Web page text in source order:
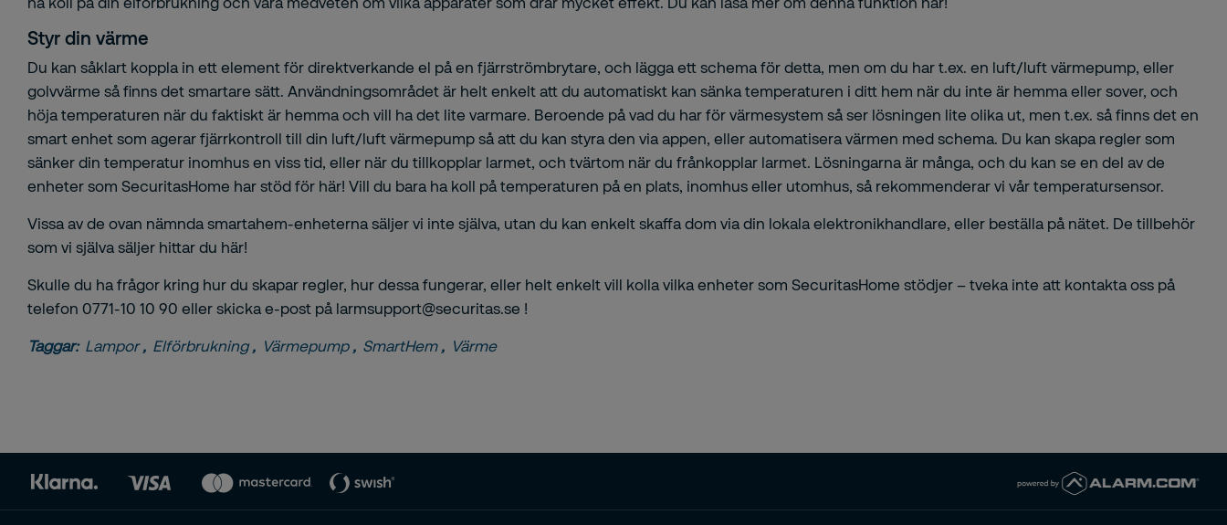
Styr din värme
Du kan såklart koppla in ett element för direktverkande el på en fjärrströmbrytare, och lägga ett schema för detta, men om du har t.ex. en luft/luft värmepump, eller
golvvärme så finns det smartare sätt. Användningsområdet är helt enkelt att du automatiskt kan sänka temperaturen i ditt hem när du inte är hemma eller sover, och
höja temperaturen när du faktiskt är hemma och vill ha det lite varmare. Beroende på vad du har för värmesystem så ser lösningen lite olika ut, men t.ex. så finns det en
smart enhet som agerar fjärrkontroll till din luft/luft värmepump så att du kan styra den via appen, eller automatisera värmen med schema. Du kan skapa regler som
sänker din temperatur inomhus en viss tid, eller när du tillkopplar larmet, och tvärtom när du frånkopplar larmet. Lösningarna är många, och du kan se en del av de
enheter som SecuritasHome har stöd för här! Vill du bara ha koll på temperaturen på en plats, inomhus eller utomhus, så rekommenderar vi vår temperatursensor.
Vissa av de ovan nämnda smartahem-enheterna säljer vi inte själva, utan du kan enkelt skaffa dom via din lokala elektronikhandlare, eller beställa på nätet. De tillbehör
som vi själva säljer hittar du här!
Skulle du ha frågor kring hur du skapar regler, hur dessa fungerar, eller helt enkelt vill kolla vilka enheter som SecuritasHome stödjer – tveka inte att kontakta oss på
telefon 0771-10 10 90 eller skicka e-post på larmsupport@securitas.se !
Taggar: Lampor, Elförbrukning, Värmepump, SmartHem, Värme